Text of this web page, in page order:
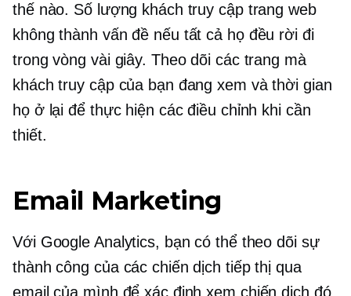
thế nào. Số lượng khách truy cập trang web
không thành vấn đề nếu tất cả họ đều rời đi
trong vòng vài giây. Theo dõi các trang mà
khách truy cập của bạn đang xem và thời gian
họ ở lại để thực hiện các điều chỉnh khi cần
thiết.
Email Marketing
Với Google Analytics, bạn có thể theo dõi sự
thành công của các chiến dịch tiếp thị qua
email của mình để xác định xem chiến dịch đó